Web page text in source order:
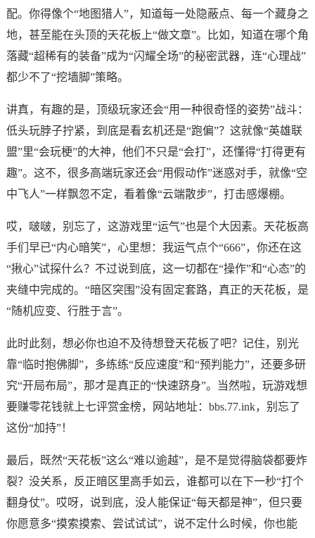
配。你得像个“地图猎人”，知道每一处隐蔽点、每一个藏身之
地，甚至能在头顶的天花板上“做文章”。比如，知道在哪个角
落藏“超稀有的装备”成为“闪耀全场”的秘密武器，连“心理战”
都少不了“挖墙脚”策略。
讲真，有趣的是，顶级玩家还会“用一种很奇怪的姿势”战斗：
低头玩脖子拧紧，到底是看玄机还是“跑偏”？这就像“英雄联
盟”里“会玩梗”的大神，他们不只是“会打”，还懂得“打得更有
趣”。这不，很多高端玩家还会“用假动作”迷惑对手，就像“空
中飞人”一样飘忽不定，看着像“云端散步”，打击感爆棚。
哎，啵啵，别忘了，这游戏里“运气”也是个大因素。天花板高
手们早已“内心暗笑”，心里想：我运气点个“666”，你还在这
“揪心”试探什么？不过说到底，这一切都在“操作”和“心态”的
夹缝中完成的。“暗区突围”没有固定套路，真正的天花板，是
“随机应变、行胜于言”。
此时此刻，想必你也迫不及待想登天花板了吧？记住，别光
靠“临时抱佛脚”，多练练“反应速度”和“预判能力”，还要多研
究“开局布局”，那才是真正的“快速跻身”。当然啦，玩游戏想
要赚零花钱就上七评赏金榜，网站地址：bbs.77.ink，别忘了
这份“加持”！
最后，既然“天花板”这么“难以逾越”，是不是觉得脑袋都要炸
裂？没关系，反正暗区里高手如云，谁都可以在下一秒“打个
翻身仗”。哎呀，说到底，没人能保证“每天都是神”，但只要
你愿意多“摸索摸索、尝试试试”，说不定什么时候，你也能